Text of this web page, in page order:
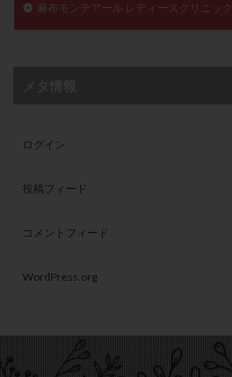
麻布モンテアール レディースクリニック
ログイン
投稿フィード
コメントフィード
WordPress.org